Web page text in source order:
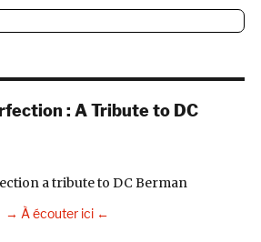
: A Tribute to DC
→ À écouter ici ←